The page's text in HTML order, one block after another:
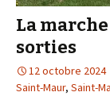
La
sorties
12 octobre 2024
Saint-Maur, Saint-